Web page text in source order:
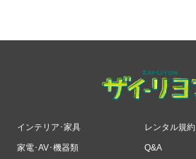
インテリア･家具
家電･AV･機器類
レンタル規約
Q&A